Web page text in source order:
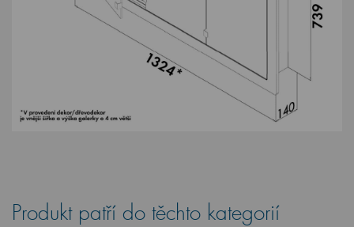
Produkt patří do těchto kategorií